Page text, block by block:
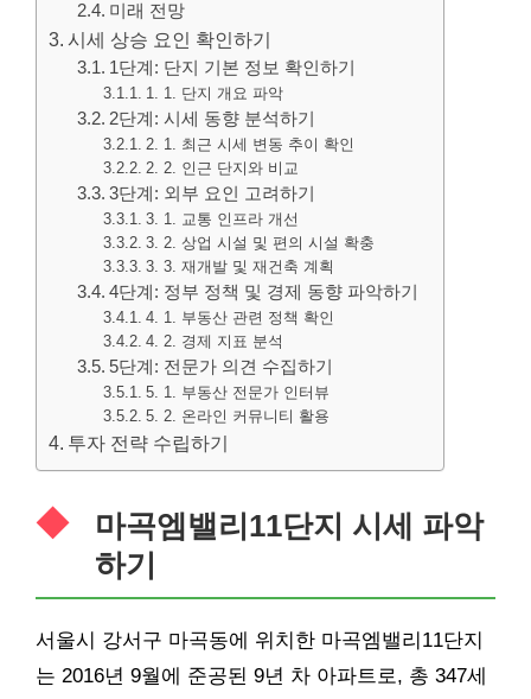
미래 전망
시세 상승 요인 확인하기
1단계: 단지 기본 정보 확인하기
1. 1. 단지 개요 파악
2단계: 시세 동향 분석하기
2. 1. 최근 시세 변동 추이 확인
2. 2. 인근 단지와 비교
3단계: 외부 요인 고려하기
3. 1. 교통 인프라 개선
3. 2. 상업 시설 및 편의 시설 확충
3. 3. 재개발 및 재건축 계획
4단계: 정부 정책 및 경제 동향 파악하기
4. 1. 부동산 관련 정책 확인
4. 2. 경제 지표 분석
5단계: 전문가 의견 수집하기
5. 1. 부동산 전문가 인터뷰
5. 2. 온라인 커뮤니티 활용
투자 전략 수립하기
마곡엠밸리11단지 시세 파악
하기
서울시 강서 구 마곡동에 위치한 마곡엠밸리11단지
는 2016년 9월에 준공된 9년 차 아파트로, 총 347세